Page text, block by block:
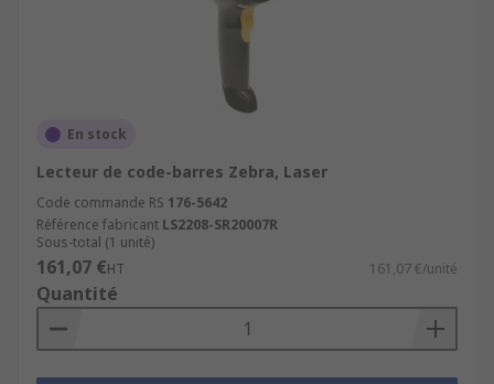
En stock
Lecteur de code-barres Zebra, Laser
Code commande RS 176-5642
Référence fabricant LS2208-SR20007R
Sous-total (1 unité)
161,07 €HT 161,07 €/unité
Quantité